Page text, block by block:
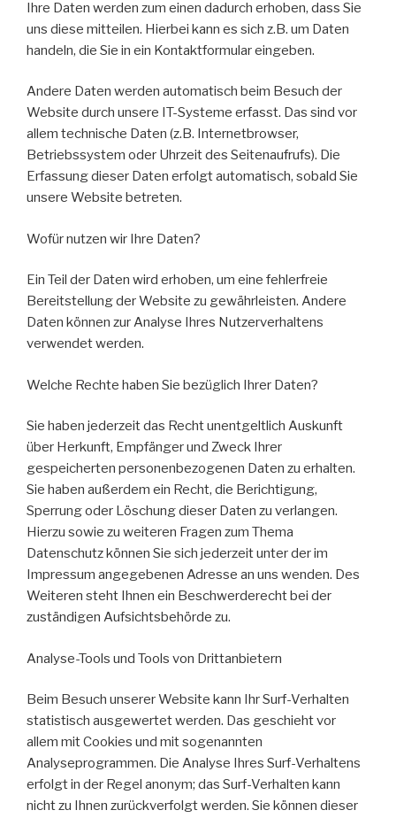
Ihre Daten werden zum einen dadurch erhoben, dass Sie
uns diese mitteilen. Hierbei kann es sich z.B. um Daten
handeln, die Sie in ein Kontaktformular eingeben.
Andere Daten werden automatisch beim Besuch der
Website durch unsere IT-Systeme erfasst. Das sind vor
allem technische Daten (z.B. Internetbrowser,
Betriebssystem oder Uhrzeit des Seitenaufrufs). Die
Erfassung dieser Daten erfolgt automatisch, sobald Sie
unsere Website betreten.
Wofür nutzen wir Ihre Daten?
Ein Teil der Daten wird erhoben, um eine fehlerfreie
Bereitstellung der Website zu gewährleisten. Andere
Daten können zur Analyse Ihres Nutzerverhaltens
verwendet werden.
Welche Rechte haben Sie bezüglich Ihrer Daten?
Sie haben jederzeit das Recht unentgeltlich Auskunft
über Herkunft, Empfänger und Zweck Ihrer
gespeicherten personenbezogenen Daten zu erhalten.
Sie haben außerdem ein Recht, die Berichtigung,
Sperrung oder Löschung dieser Daten zu verlangen.
Hierzu sowie zu weiteren Fragen zum Thema
Datenschutz können Sie sich jederzeit unter der im
Impressum angegebenen Adresse an uns wenden. Des
Weiteren steht Ihnen ein Beschwerderecht bei der
zuständigen Aufsichtsbehörde zu.
Analyse-Tools und Tools von Drittanbietern
Beim Besuch unserer Website kann Ihr Surf-Verhalten
statistisch ausgewertet werden. Das geschieht vor
allem mit Cookies und mit sogenannten
Analyseprogrammen. Die Analyse Ihres Surf-Verhaltens
erfolgt in der Regel anonym; das Surf-Verhalten kann
nicht zu Ihnen zurückverfolgt werden. Sie können dieser